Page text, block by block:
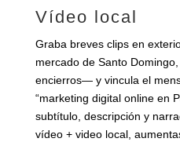
Vídeo local
Graba breves clips en
mercado de Santo
encierros— y vincula el
“marketing digital online en
subtítulo, descripción y
vídeo + video local,